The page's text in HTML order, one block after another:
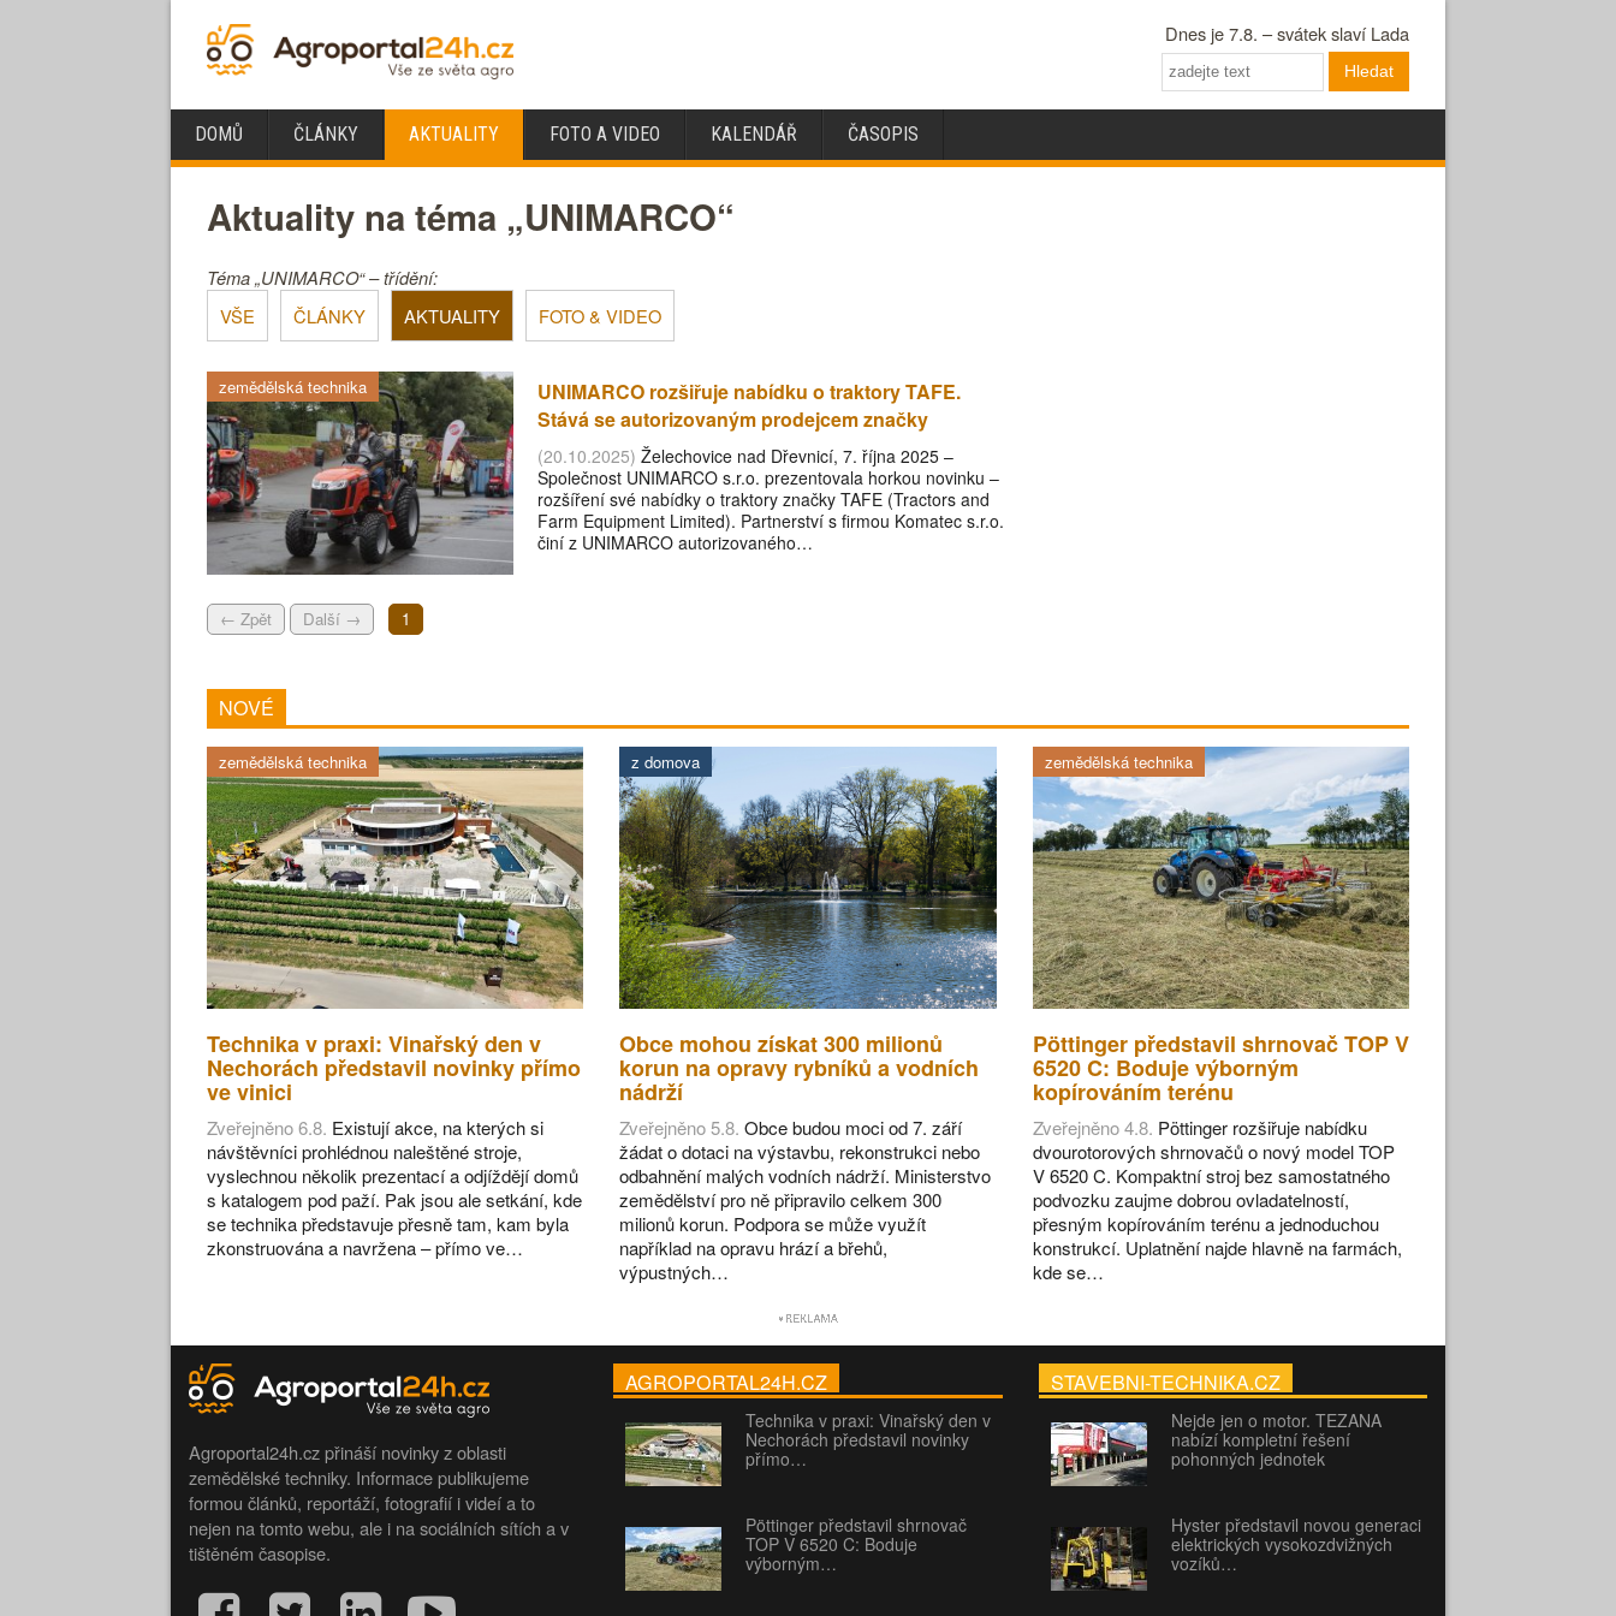
Dnes je 7.8. – svátek slaví Lada
Hledat
DOMŮ ČLÁNKY AKTUALITY FOTO A VIDEO KALENDÁŘ ČASOPIS
Aktuality na téma „UNIMARCO“
Téma „UNIMARCO“ – třídění:
VŠE
ČLÁNKY AKTUALITY FOTO & VIDEO
zemědělská technika
UNIMARCO rozšiřuje nabídku o traktory TAFE.
Stává se autorizovaným prodejcem značky
(20.10.2025) Želechovice nad Dřevnicí, 7. října 2025 –
Společnost UNIMARCO s.r.o. prezentovala horkou novinku –
rozšíření své nabídky o traktory značky TAFE (Tractors and
Farm Equipment Limited). Partnerství s firmou Komatec s.r.o.
činí z UNIMARCO autorizovaného…
← Zpět Další → 1
NOVÉ
zemědělská technika
Technika v praxi: Vinařský den v
Nechorách představil novinky přímo
ve vinici
Zveřejněno 6.8. Existují akce, na kterých si
návštěvníci prohlédnou naleštěné stroje,
vyslechnou několik prezentací a odjíždějí domů
s katalogem pod paží. Pak jsou ale setkání, kde
se technika představuje přesně tam, kam byla
zkonstruována a navržena – přímo ve…
z domova
Obce mohou získat 300 milionů
korun na opravy rybníků a vodních
nádrží
Zveřejněno 5.8. Obce budou moci od 7. září
žádat o dotaci na výstavbu, rekonstrukci nebo
odbahnění malých vodních nádrží. Ministerstvo
zemědělství pro ně připravilo celkem 300
milionů korun. Podpora se může využít
například na opravu hrází a břehů,
výpustných…
zemědělská technika
Pöttinger představil shrnovač TOP V
6520 C: Boduje výborným
kopírováním terénu
Zveřejněno 4.8. Pöttinger rozšiřuje nabídku
dvourotorových shrnovačů o nový model TOP
V 6520 C. Kompaktní stroj bez samostatného
podvozku zaujme dobrou ovladatelností,
přesným kopírováním terénu a jednoduchou
konstrukcí. Uplatnění najde hlavně na farmách,
kde se…
Agroportal24h.cz přináší novinky z oblasti
zemědělské techniky. Informace publikujeme
formou článků, reportáží, fotografií i videí a to
nejen na tomto webu, ale i na sociálních sítích a v
tištěném časopise.
AGROPORTAL24H.CZ
Technika v praxi: Vinařský den v
Nechorách představil novinky
přímo…
Pöttinger představil shrnovač
TOP V 6520 C: Boduje
výborným…
STAVEBNI-TECHNIKA.CZ
Nejde jen o motor. TEZANA
nabízí kompletní řešení
pohonných jednotek
Hyster představil novou generaci
elektrických vysokozdvižných
vozíků…